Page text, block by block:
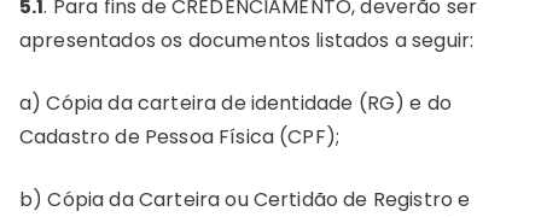
5.1. Para fins de CREDENCIAMENTO, deverão ser
apresentados os documentos listados a seguir:
a) Cópia da carteira de identidade (RG) e do
Cadastro de Pessoa Física (CPF);
b) Cópia da Carteira ou Certidão de Registro e